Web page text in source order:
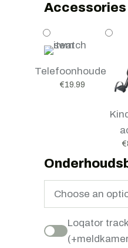
Accessories
Telefoonhouder
€19.99
€
Choose an
Loqator